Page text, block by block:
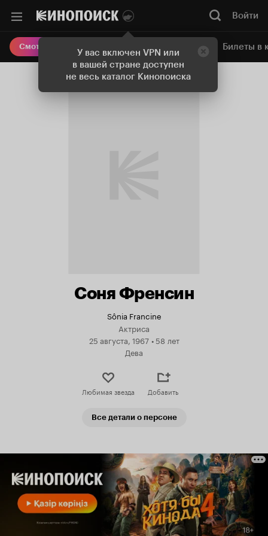
У вас включен VPN или
в вашей стране доступен
не весь каталог Кинопоиска
Войти
Смотреть кино Онлайн-кинотеатр Билеты в
Соня Френсин
Sônia Francine
Актриса
25 августа, 1967 •58 лет
Дева
Любимая звезда Добавить
Все детали о персоне